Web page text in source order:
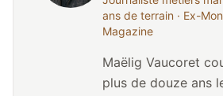
ans de terrain · Ex-
Magazine
Maëlig Vaucoret
plus de douze ans